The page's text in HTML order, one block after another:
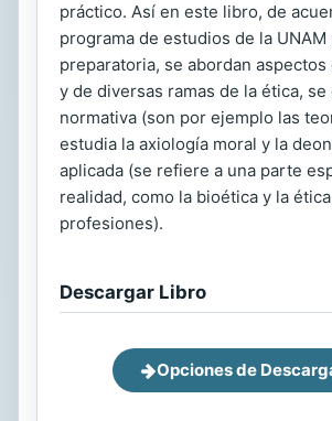
práctico. Así en este libro, de
programa de estudios de la UNAM
preparatoria, se abordan
y de diversas ramas de la ética, se
normativa (son por ejemplo las
estudia la axiología moral y la
aplicada (se refiere a una parte
realidad, como la bioética y la
profesiones).
Descargar Libro
Opciones de